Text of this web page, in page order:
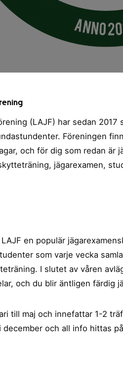
(LAJF) har sedan 2017
Föreningen
och för dig som redan är
jägarexamen,
en populär
som varje vecka
I slutet av våren
och du blir äntligen färdig
till maj och innefattar 1-2
december och all info hittas